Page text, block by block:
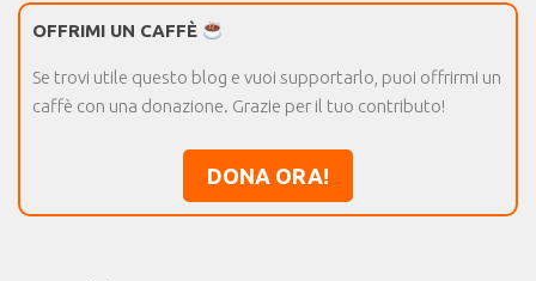
OFFRIMI UN CAFFÈ
Se trovi utile questo blog e vuoi supportarlo, puoi offrirmi un
caffè con una donazione. Grazie per il tuo contributo!
DONA ORA!